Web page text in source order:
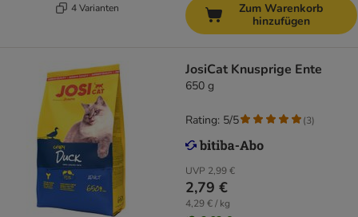
4 Varianten
Zum Warenkorb
hinzufügen
JosiCat Knusprige Ente
650 g
UVP 2,99 €
2,79 €
4,29 € / kg
Rating: 5/5 (3)